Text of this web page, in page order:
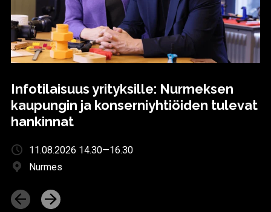
Infotilaisuus yrityksille: Nurmeksen
kaupungin ja konserniyhtiöiden tulevat
hankinnat
11.08.2026 14.30—16.30
Nurmes